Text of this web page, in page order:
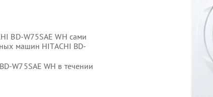
BD-W75SAE WH сами
машин HITACHI BD-
W75SAE WH в течении